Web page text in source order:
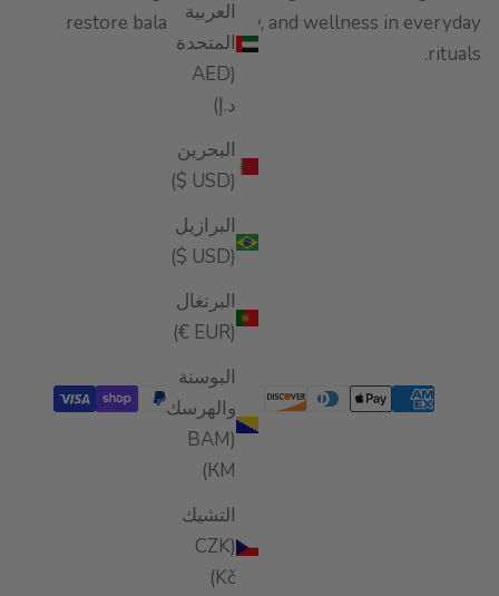
العربية
المتحدة
(AED
د.إ)
البحرين
(USD $)
البرازيل
(USD $)
البرتغال
(EUR €)
البوسنة
والهرسك
(BAM
КМ)
التشيك
(CZK
Kč)
restore balance, vitality, and wellness in everyday
rituals.